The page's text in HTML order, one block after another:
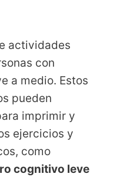
actividades
con
a medio. Estos
pueden
imprimir y
ejercicios y
como
cognitivo leve